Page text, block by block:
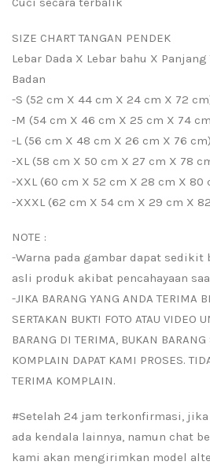
SIZE CHART TANGAN PENDEK
Lebar Dada X Lebar bahu X
Badan
-S (52 cm X 44 cm X 24 cm X 72
-M (54 cm X 46 cm X 25 cm X 74
-L (56 cm X 48 cm X 26 cm X 76 cm)
-XL (58 cm X 50 cm X 27 cm X 78
-XXL (60 cm X 52 cm X 28 cm X 80
-XXXL (62 cm X 54 cm X 29 cm X
NOTE :
-Warna pada gambar dapat sedikit
asli produk akibat pencahayaan
-JIKA BARANG YANG ANDA TERIMA
SERTAKAN BUKTI FOTO ATAU VIDEO
BARANG DI TERIMA, BUKAN
KOMPLAIN DAPAT KAMI PROSES.
TERIMA KOMPLAIN.
#Setelah 24 jam terkonfirmasi,
ada kendala lainnya, namun chat
kami akan mengirimkan model